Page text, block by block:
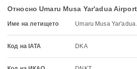
Относно Umaru Musa Yar'adua Airport
Име на летището Umaru Musa Yar'adua
Код на IATA DKA